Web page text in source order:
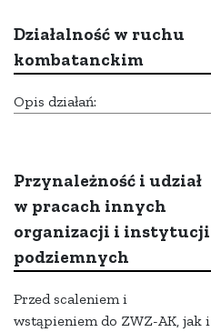
Działalność w ruchu
kombatanckim
Opis działań:
Przynależność i udział
w pracach innych
organizacji i instytucji
podziemnych
Przed scaleniem i
wstąpieniem do ZWZ-AK, jak i